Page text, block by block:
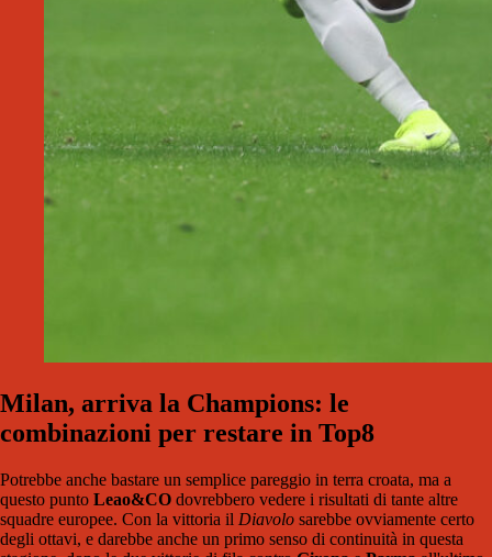
Milan, arriva la Champions: le
combinazioni per restare in Top8
Potrebbe anche bastare un semplice pareggio in terra croata, ma a
questo punto Leao&CO dovrebbero vedere i risultati di tante altre
squadre europee. Con la vittoria il Diavolo sarebbe ovviamente certo
degli ottavi, e darebbe anche un primo senso di continuità in questa